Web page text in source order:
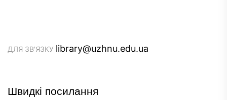
ДЛЯ ЗВ'ЯЗКУ library@uzhnu.edu.ua
Швидкі посилання